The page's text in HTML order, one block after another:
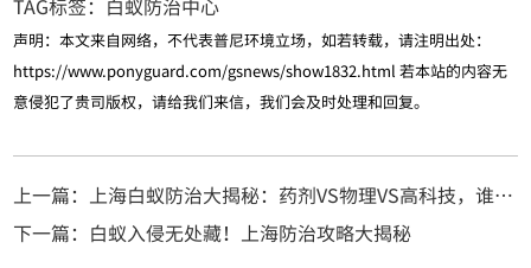
TAG标签： 白蚁防治中心
声明：本文来自网络，不代表普尼环境立场，如若转载，请注明出处：
https://www.ponyguard.com/gsnews/show1832.html 若本站的内容无
意侵犯了贵司版权，请给我们来信，我们会及时处理和回复。
上一篇：上海白蚁防治大揭秘：药剂VS物理VS高科技，谁能称霸？
下一篇：白蚁入侵无处藏！上海防治攻略大揭秘